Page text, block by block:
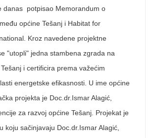
danas potpisao Memorandum o
općine Tešanj i Habitat for
Kroz navedene projektne
"utopli" jedna stambena zgrada na
i certificira prema važećim
energetske efikasnosti. U ime općine
projekta je Doc.dr.Ismar Alagić,
za razvoj općine Tešanj. Projekat je
koju sačinjavaju Doc.dr.Ismar Alagić,